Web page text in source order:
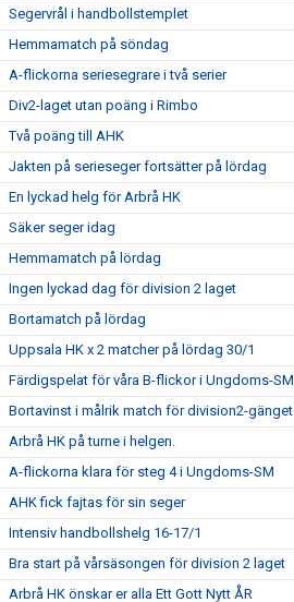
Segervrål i handbollstemplet
Hemmamatch på söndag
A-flickorna seriesegrare i två serier
Div2-laget utan poäng i Rimbo
Två poäng till AHK
Jakten på serieseger fortsätter på lördag
En lyckad helg för Arbrå HK
Säker seger idag
Hemmamatch på lördag
Ingen lyckad dag för division 2 laget
Bortamatch på lördag
Uppsala HK x 2 matcher på lördag 30/1
Färdigspelat för våra B-flickor i Ungdoms-SM
Bortavinst i målrik match för division2-gänget
Arbrå HK på turne i helgen.
A-flickorna klara för steg 4 i Ungdoms-SM
AHK fick fajtas för sin seger
Intensiv handbollshelg 16-17/1
Bra start på vårsäsongen för division 2 laget
Arbrå HK önskar er alla Ett Gott Nytt ÅR